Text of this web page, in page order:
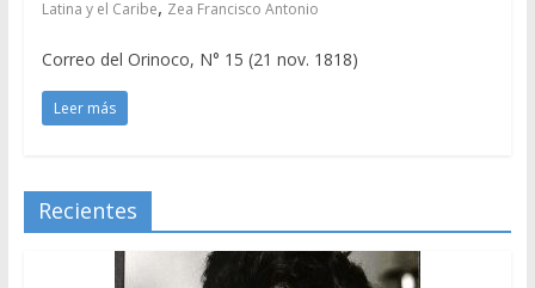
Latina y el Caribe, Zea Francisco Antonio
Correo del Orinoco, N° 15 (21 nov. 1818)
Leer más
Recientes